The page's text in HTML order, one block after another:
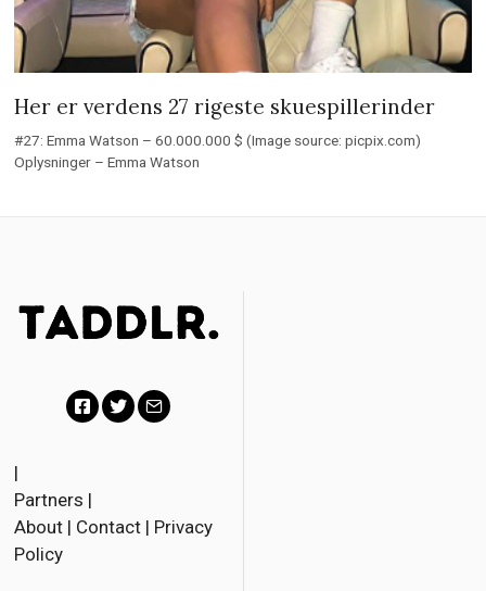
Her er verdens 27 rigeste skuespillerinder
#27: Emma Watson – 60.000.000 $ (Image source: picpix.com)
Oplysninger – Emma Watson
|
Partners |
About | Contact | Privacy
Policy